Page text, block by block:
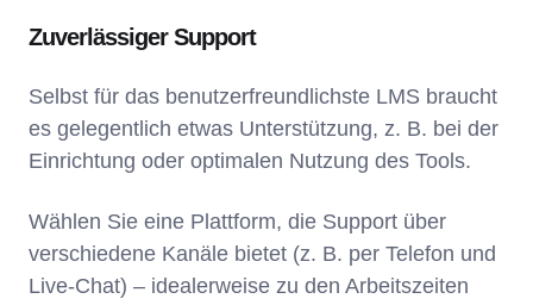
Zuverlässiger Support
Selbst für das benutzerfreundlichste LMS braucht
es gelegentlich etwas Unterstützung, z. B. bei der
Einrichtung oder optimalen Nutzung des Tools.
Wählen Sie eine Plattform, die Support über
verschiedene Kanäle bietet (z. B. per Telefon und
Live-Chat) – idealerweise zu den Arbeitszeiten